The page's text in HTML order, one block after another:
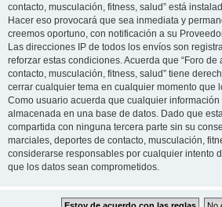
contacto, musculación, fitness, salud” está
Hacer eso provocará que sea inmediata y
creemos oportuno, con notificación a su
Las direcciones IP de todos los envíos son
reforzar estas condiciones. Acuerda que “Foro
contacto, musculación, fitness, salud” tiene
cerrar cualquier tema en cualquier momento que
Como usuario acuerda que cualquier
almacenada en una base de datos. Dado que
compartida con ninguna tercera parte sin su
marciales, deportes de contacto, musculación,
considerarse responsables por cualquier intento
que los datos sean comprometidos.